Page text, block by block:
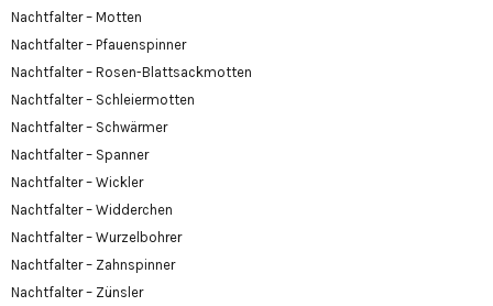
Nachtfalter – Motten
Nachtfalter – Pfauenspinner
Nachtfalter – Rosen-Blattsackmotten
Nachtfalter – Schleiermotten
Nachtfalter – Schwärmer
Nachtfalter – Spanner
Nachtfalter – Wickler
Nachtfalter – Widderchen
Nachtfalter – Wurzelbohrer
Nachtfalter – Zahnspinner
Nachtfalter – Zünsler